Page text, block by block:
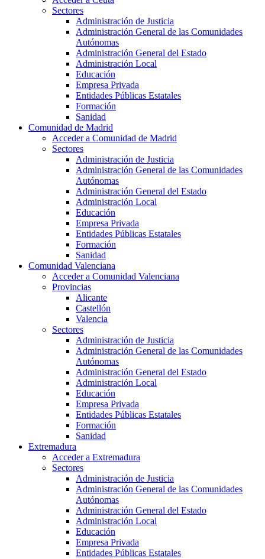
Sectores
Administración de Justicia
Administración General de las Comunidades
Autónomas
Administración General del Estado
Administración Local
Educación
Empresa Privada
Entidades Públicas Estatales
Formación
Sanidad
Comunidad de Madrid
Acceder a Comunidad de Madrid
Sectores
Administración de Justicia
Administración General de las Comunidades
Autónomas
Administración General del Estado
Administración Local
Educación
Empresa Privada
Entidades Públicas Estatales
Formación
Sanidad
Comunidad Valenciana
Acceder a Comunidad Valenciana
Provincias
Alicante
Castellón
Valencia
Sectores
Administración de Justicia
Administración General de las Comunidades
Autónomas
Administración General del Estado
Administración Local
Educación
Empresa Privada
Entidades Públicas Estatales
Formación
Sanidad
Extremadura
Acceder a Extremadura
Sectores
Administración de Justicia
Administración General de las Comunidades
Autónomas
Administración General del Estado
Administración Local
Educación
Empresa Privada
Entidades Públicas Estatales